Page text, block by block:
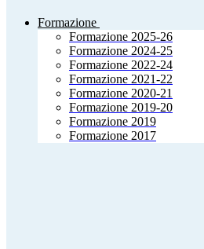
Formazione
Formazione 2025-26
Formazione 2024-25
Formazione 2022-24
Formazione 2021-22
Formazione 2020-21
Formazione 2019-20
Formazione 2019
Formazione 2017